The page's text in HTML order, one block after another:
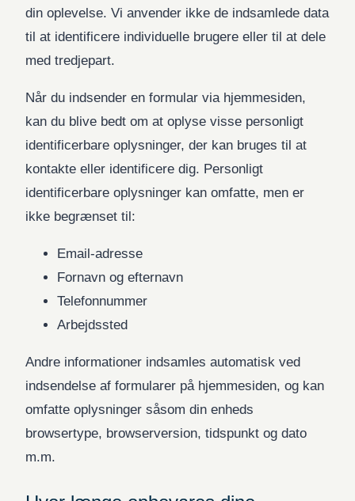
din oplevelse. Vi anvender ikke de indsamlede data
til at identificere individuelle brugere eller til at dele
med tredjepart.
Når du indsender en formular via hjemmesiden,
kan du blive bedt om at oplyse visse personligt
identificerbare oplysninger, der kan bruges til at
kontakte eller identificere dig. Personligt
identificerbare oplysninger kan omfatte, men er
ikke begrænset til:
Email-adresse
Fornavn og efternavn
Telefonnummer
Arbejdssted
Andre informationer indsamles automatisk ved
indsendelse af formularer på hjemmesiden, og kan
omfatte oplysninger såsom din enheds
browsertype, browserversion, tidspunkt og dato
m.m.